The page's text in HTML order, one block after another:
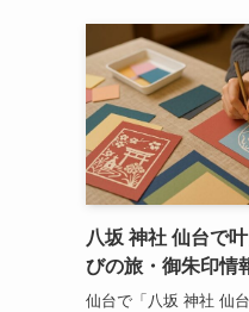
八坂 神社 仙台で
びの旅・御朱印情
仙台で「八坂 神社 仙